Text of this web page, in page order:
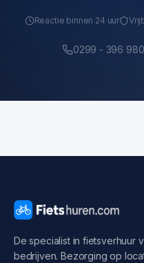
Reactie binnen 24 uur
0299 - 396 980
De specialist in fietsverhuur
bedrijven. Bezorging op